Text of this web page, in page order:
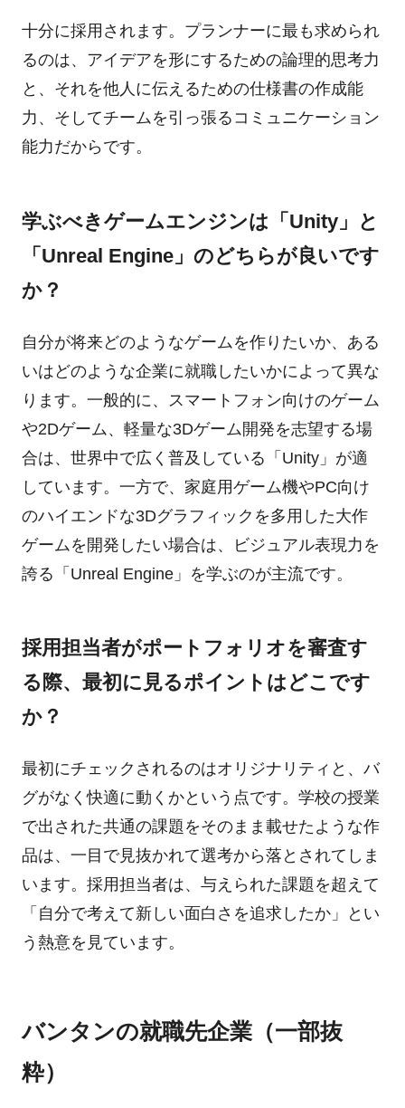
十分に採用されます。プランナーに最も求められ
るのは、アイデアを形にするための論理的思考力
と、それを他人に伝えるための仕様書の作成能
力、そしてチームを引っ張るコミュニケーション
能力だからです。
学ぶべきゲームエンジンは「Unity」と
「Unreal Engine」のどちらが良いです
か？
自分が将来どのようなゲームを作りたいか、ある
いはどのような企業に就職したいかによって異な
ります。一般的に、スマートフォン向けのゲーム
や2Dゲーム、軽量な3Dゲーム開発を志望する場
合は、世界中で広く普及している「Unity」が適
しています。一方で、家庭用ゲーム機やPC向け
のハイエンドな3Dグラフィックを多用した大作
ゲームを開発したい場合は、ビジュアル表現力を
誇る「Unreal Engine」を学ぶのが主流です。
採用担当者がポートフォリオを審査す
る際、最初に見るポイントはどこです
か？
最初にチェックされるのはオリジナリティと、バ
グがなく快適に動くかという点です。学校の授業
で出された共通の課題をそのまま載せたような作
品は、一目で見抜かれて選考から落とされてしま
います。採用担当者は、与えられた課題を超えて
「自分で考えて新しい面白さを追求したか」とい
う熱意を見ています。
バンタンの就職先企業（一部抜
粋）